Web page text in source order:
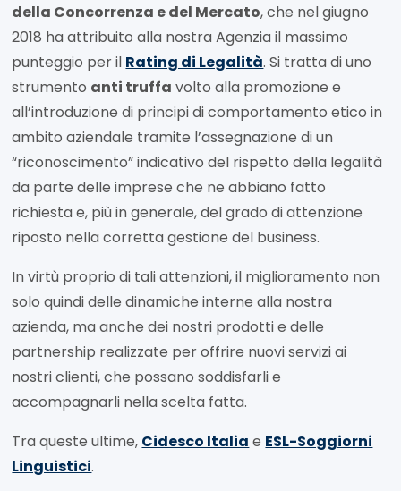
della Concorrenza e del Mercato, che nel giugno
2018 ha attribuito alla nostra Agenzia il massimo
punteggio per il Rating di Legalità. Si tratta di uno
strumento anti truffa volto alla promozione e
all’introduzione di principi di comportamento etico in
ambito aziendale tramite l’assegnazione di un
“riconoscimento” indicativo del rispetto della legalità
da parte delle imprese che ne abbiano fatto
richiesta e, più in generale, del grado di attenzione
riposto nella corretta gestione del business.
In virtù proprio di tali attenzioni, il miglioramento non
solo quindi delle dinamiche interne alla nostra
azienda, ma anche dei nostri prodotti e delle
partnership realizzate per offrire nuovi servizi ai
nostri clienti, che possano soddisfarli e
accompagnarli nella scelta fatta.
Tra queste ultime, Cidesco Italia e ESL-Soggiorni
Linguistici.